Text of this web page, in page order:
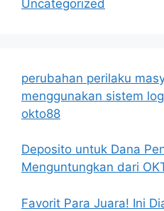
Uncategorized
perubahan perilaku
menggunakan sistem
okto88
Deposito untuk Dana
Menguntungkan dari
Favorit Para Juara! Ini